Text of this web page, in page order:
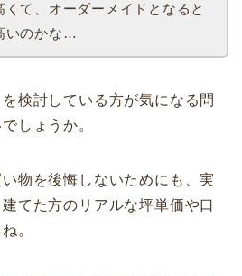
くて、オーダーメイドとなると
いのかな…
検討している方が気になる問
しょうか。
物を後悔しないためにも、実
てた方のリアルな坪単価や口
。